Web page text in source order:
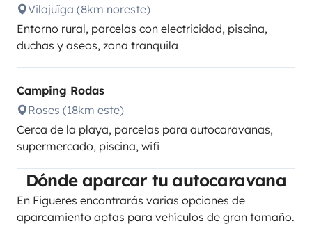
Vilajuïga (8km noreste)
Entorno rural, parcelas con electricidad, piscina,
duchas y aseos, zona tranquila
Camping Rodas
Roses (18km este)
Cerca de la playa, parcelas para autocaravanas,
supermercado, piscina, wifi
Dónde aparcar tu autocaravana
En Figueres encontrarás varias opciones de
aparcamiento aptas para vehículos de gran tamaño.